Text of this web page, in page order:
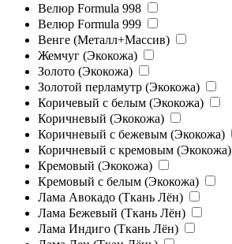
Велюр Formula 998
Велюр Formula 999
Венге (Металл+Массив)
Жемчуг (Экокожа)
Золото (Экокожа)
Золотой перламутр (Экокожа)
Коричевый с белым (Экокожа)
Коричневый (Экокожа)
Коричневый с бежевым (Экокожа)
Коричневый с кремовым (Экокожа)
Кремовый (Экокожа)
Кремовый с белым (Экокожа)
Лама Авокадо (Ткань Лён)
Лама Бежевый (Ткань Лён)
Лама Индиго (Ткань Лён)